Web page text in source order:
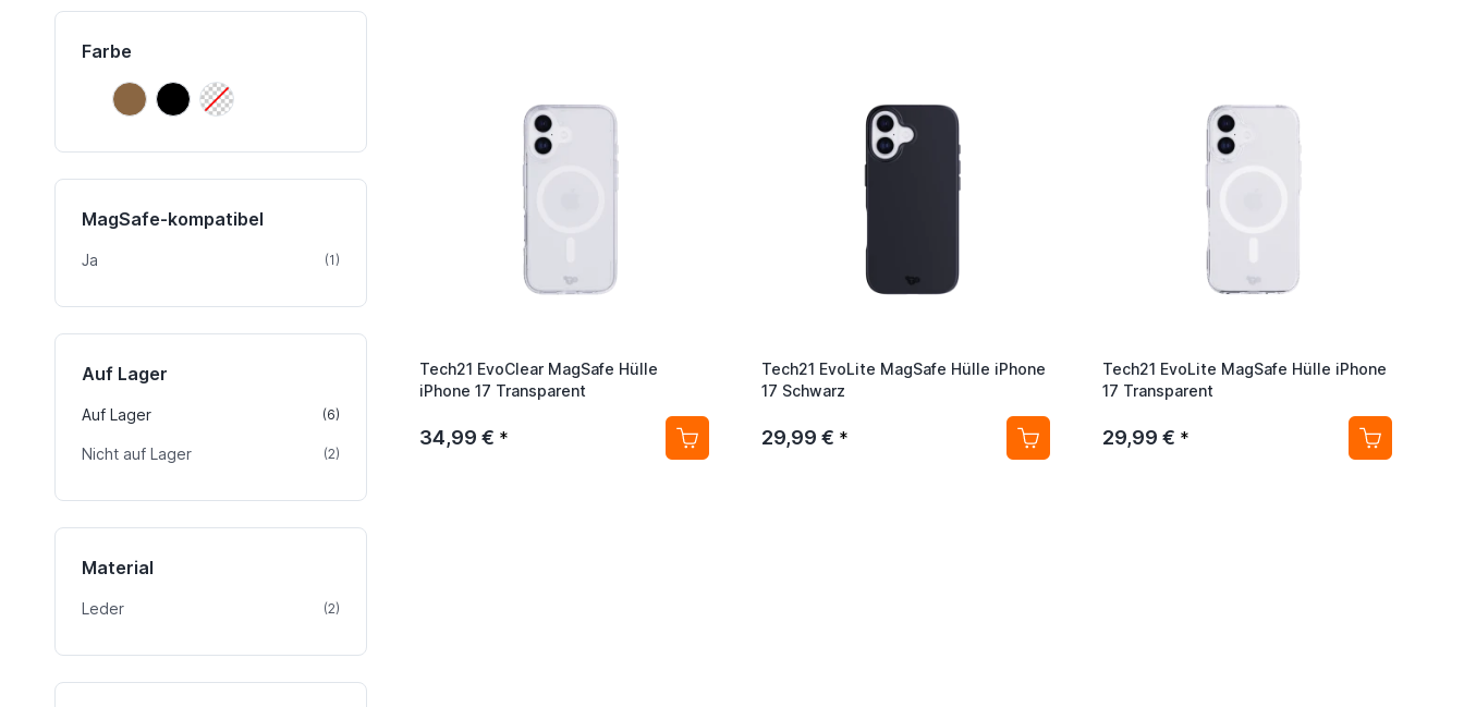
Farbe
Braun
BraunSchwarz
SchwarzTransparent
Transparent
MagSafe-kompatibel
Ja (1)Artikel
Auf Lager
Auf Lager (6)Artikel
Nicht auf Lager (2)Artikel
Material
Leder (2)Artikel
Tech21 EvoClear MagSafe Hülle
iPhone 17 Transparent
34,99 € *
Tech21 EvoLite MagSafe Hülle iPhone
17 Schwarz
29,99 € *
Tech21 EvoLite MagSafe Hülle iPhone
17 Transparent
29,99 € *